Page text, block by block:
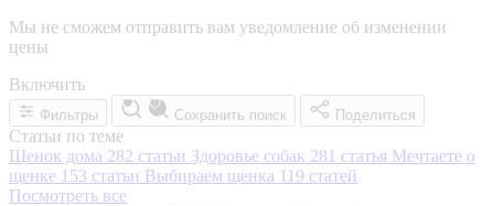
Мы не сможем отправить вам уведомление об изменении
цены
Включить
Фильтры Сохранить поиск Поделиться
Статьи по теме
Щенок дома 282 статьи Здоровье собак 281 статья Мечтаете о
щенке 153 статьи Выбираем щенка 119 статей
Посмотреть все